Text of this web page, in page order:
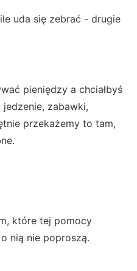
uda się zebrać - drugie
pieniędzy a chciałbyś
jedzenie, zabawki,
przekażemy to tam,
które tej pomocy
nią nie poproszą.